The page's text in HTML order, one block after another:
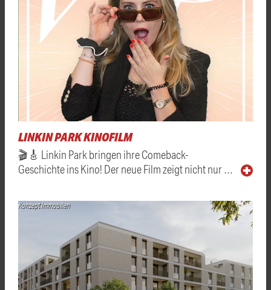
LINKIN PARK KINOFILM
🎬🎸 Linkin Park bringen ihre Comeback-
Geschichte ins Kino! Der neue Film zeigt nicht nur …
Konzept Immobilien